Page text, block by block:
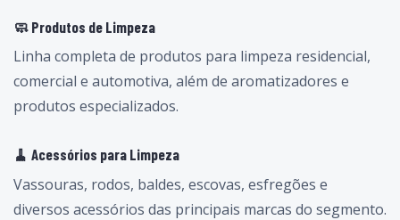
🧼 Produtos de Limpeza
Linha completa de produtos para limpeza residencial,
comercial e automotiva, além de aromatizadores e
produtos especializados.
🧹 Acessórios para Limpeza
Vassouras, rodos, baldes, escovas, esfregões e
diversos acessórios das principais marcas do segmento.